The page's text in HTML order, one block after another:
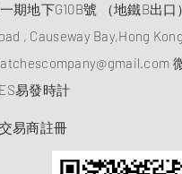
地下G10B號 （地鐵B出口）
, Causeway Bay,Hong Kong
易發時計
易商註冊